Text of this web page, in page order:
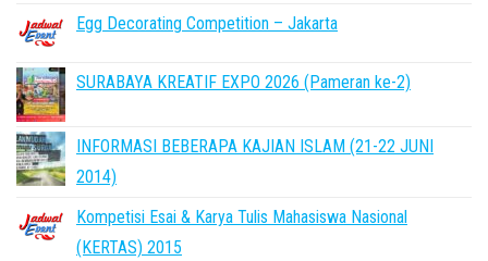
Egg Decorating Competition – Jakarta
SURABAYA KREATIF EXPO 2026 (Pameran ke-2)
INFORMASI BEBERAPA KAJIAN ISLAM (21-22 JUNI
2014)
Kompetisi Esai & Karya Tulis Mahasiswa Nasional
(KERTAS) 2015